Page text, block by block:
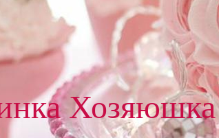
Хозяюшка